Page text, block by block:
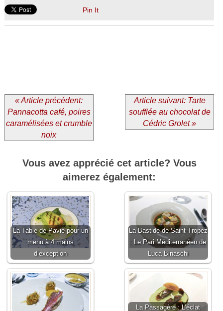
Pin It
« Article précédent:
Pannacotta café, poires
caramélisées et crumble
noix
Article suivant: Tarte
soufflée au chocolat de
Cédric Grolet »
Vous avez apprécié cet article? Vous
aimerez également:
La Table de Pavie pour un
menu à 4 mains
d’exception
La Bastide de Saint-Tropez
: Le Pari Méditerranéen de
Luca Binaschi
La Passagère : L’éclat